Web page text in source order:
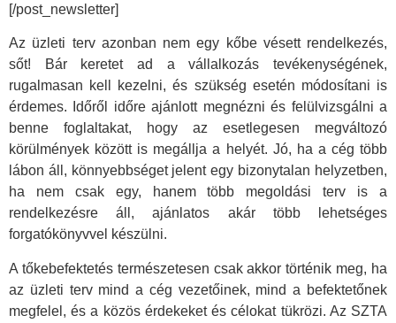
[/post_newsletter]
Az üzleti terv azonban nem egy kőbe vésett rendelkezés,
sőt! Bár keretet ad a vállalkozás tevékenységének,
rugalmasan kell kezelni, és szükség esetén módosítani is
érdemes. Időről időre ajánlott megnézni és felülvizsgálni a
benne foglaltakat, hogy az esetlegesen megváltozó
körülmények között is megállja a helyét. Jó, ha a cég több
lábon áll, könnyebbséget jelent egy bizonytalan helyzetben,
ha nem csak egy, hanem több megoldási terv is a
rendelkezésre áll, ajánlatos akár több lehetséges
forgatókönyvvel készülni.
A tőkebefektetés természetesen csak akkor történik meg, ha
az üzleti terv mind a cég vezetőinek, mind a befektetőnek
megfelel, és a közös érdekeket és célokat tükrözi. Az SZTA